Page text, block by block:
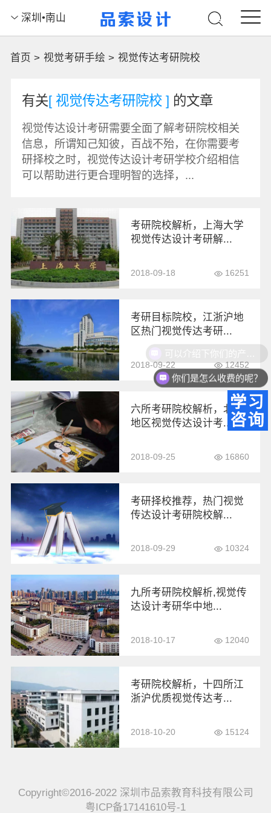
深圳•南山
首页 > 视觉考研手绘 > 视觉传达考研院校
有关[ 视觉传达考研院校 ] 的文章
视觉传达设计考研需要全面了解考研院校相关
信息，所谓知己知彼，百战不殆，在你需要考
研择校之时，视觉传达设计考研学校介绍相信
可以帮助进行更合理明智的选择，...
考研院校解析，上海大学
视觉传达设计考研解...
2018-09-18 16251
考研目标院校，江浙沪地
区热门视觉传达考研...
2018-09-22 12452
六所考研院校解析，北京
地区视觉传达设计考...
2018-09-25 16860
考研择校推荐，热门视觉
传达设计考研院校解...
2018-09-29 10324
九所考研院校解析,视觉传
达设计考研华中地...
2018-10-17 12040
考研院校解析，十四所江
浙沪优质视觉传达考...
2018-10-20 15124
Copyright©2016-2022 深圳市品索教育科技有限公司
粤ICP备17141610号-1
你们是怎么收费的呢？